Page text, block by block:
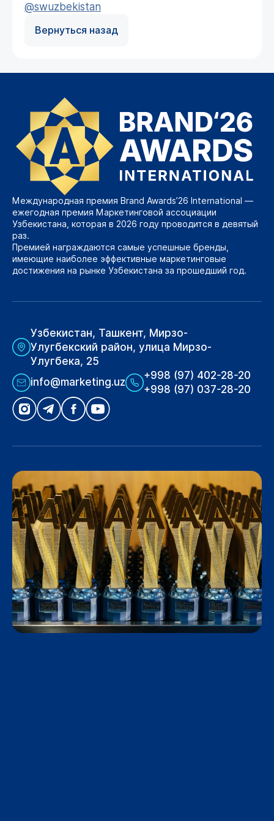
@swuzbekistan
Вернуться назад
Международная премия Brand Awards’26 International —
ежегодная премия Маркетинговой ассоциации
Узбекистана, которая в 2026 году проводится в девятый
раз.
Премией награждаются самые успешные бренды,
имеющие наиболее эффективные маркетинговые
достижения на рынке Узбекистана за прошедший год.
Узбекистан, Ташкент, Мирзо-
Улугбекский район, улица Мирзо-
Улугбека, 25
info@marketing.uz
+998 (97) 402-28-20
+998 (97) 037-28-20